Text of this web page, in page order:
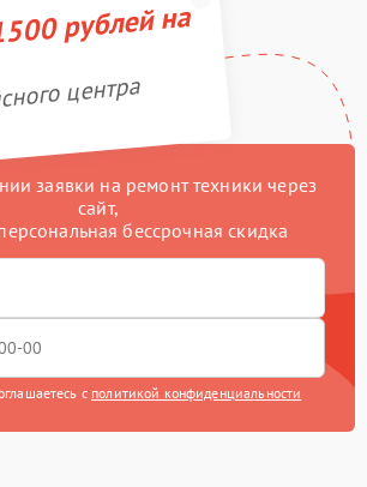
рублей на
центра
заявки на ремонт техники через
сайт,
бессрочная скидка
с политикой конфиденциальности